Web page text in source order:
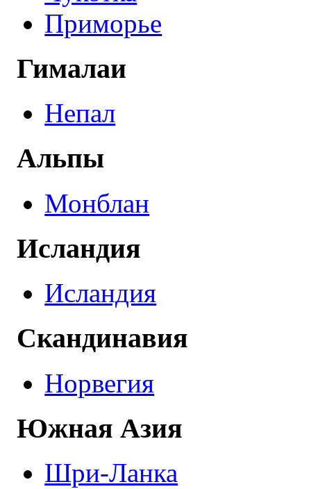
Приморье
Гималаи
Непал
Альпы
Монблан
Исландия
Исландия
Скандинавия
Норвегия
Южная Азия
Шри-Ланка